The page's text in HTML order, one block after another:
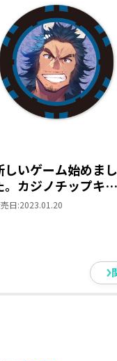
旅を始めたホムラ
ストを発見して
キルを活かした
の想定を遥かに
グラムカード
ンプリートセット
しいゲーム始めまし
。カジノチップキー
ルダー【シン】
日:2023.01.20